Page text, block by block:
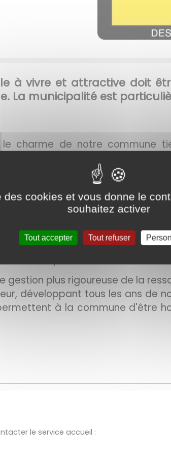
à vivre et attractive doit
La municipalité est
charme de notre commune
l'importance des vues
verts, des parcs et jardins, de la
tous
la municipalité a
les «arbustes
chaque année.
plus rigoureuse de la
développant tous les ans de
à la commune d'être
le service accueil :
des cookies et vous donne le
souhaitez activer
Tout accepter Tout refuser